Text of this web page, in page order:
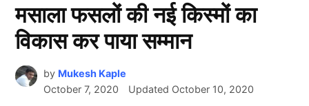
मसाला फसलों की नई किस्मों का
विकास कर पाया सम्मान
by Mukesh Kaple
October 7, 2020
Updated October 10, 2020